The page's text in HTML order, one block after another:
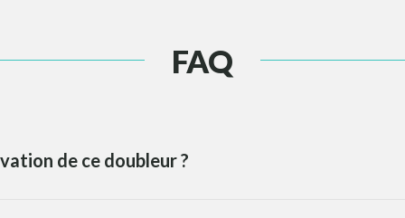
FAQ
de ce doubleur ?